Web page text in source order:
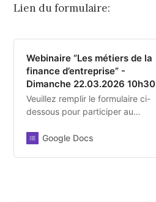
Lien du formulaire:
Webinaire “Les métiers de la
finance d’entreprise” -
Dimanche 22.03.2026 10h30
Veuillez remplir le formulaire ci-
dessous pour participer au
Google Docs